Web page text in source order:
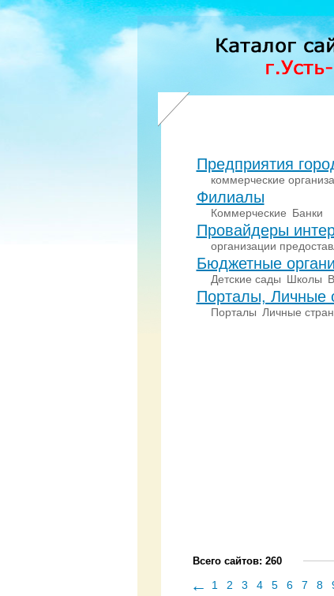
Предприятия
коммерческие
Филиалы
Коммерческие Банки
Провайдеры
организации
Бюджетные
Детские сады Школы
Порталы, Личные
Порталы Личные
Всего сайтов: 260
← 1 2 3 4 5 6 7 8